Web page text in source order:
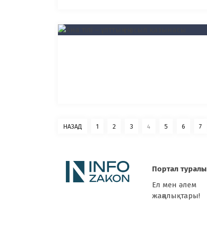
НАЗАД 1 2 3 4 5 6 7
Портал туралы
Ел мен әлем
жаңалықтары!